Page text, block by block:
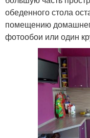
обеденного стола
помещению
фотообои или один